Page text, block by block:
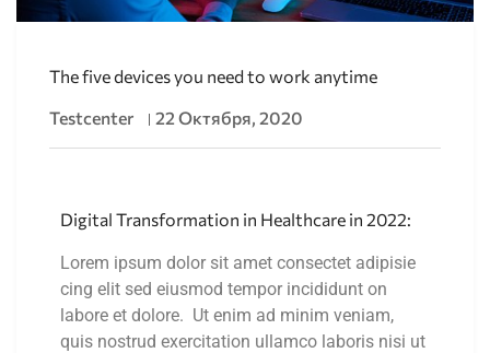
The five devices you need to work anytime
Testcenter
22 Октября, 2020
Digital Transformation in Healthcare in 2022:
Lorem ipsum dolor sit amet consectet adipisie
cing elit sed eiusmod tempor incididunt on
labore et dolore. Ut enim ad minim veniam,
quis nostrud exercitation ullamco laboris nisi ut